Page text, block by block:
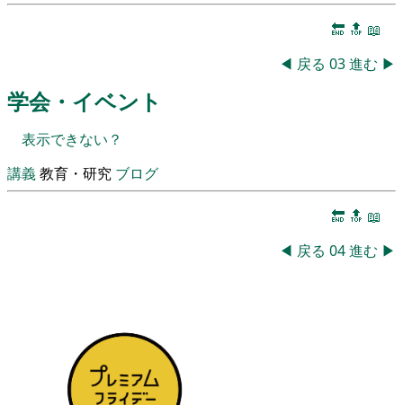
🔚 🔝 📖
◀ 戻る 03進む ▶
学会・イベント
表示できない？
講義教育・研究 ブログ
🔚 🔝 📖
◀ 戻る 04進む ▶